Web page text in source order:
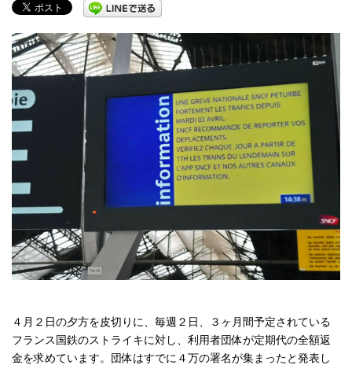
４月２日の夕方を皮切りに、毎週２日、３ヶ月間予定されている
フランス国鉄のストライキに対し、利用者団体が定期代の全額返
金を求めています。団体はすでに４万の署名が集まったと発表し